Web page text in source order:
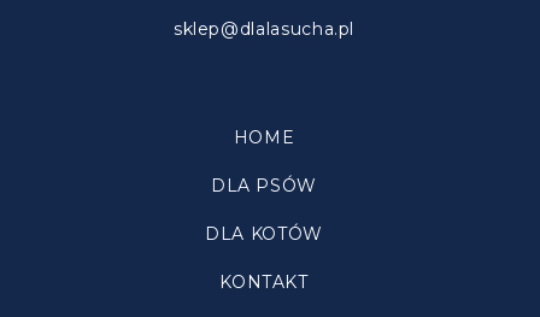
sklep@dlalasucha.pl
HOME
DLA PSÓW
DLA KOTÓW
KONTAKT